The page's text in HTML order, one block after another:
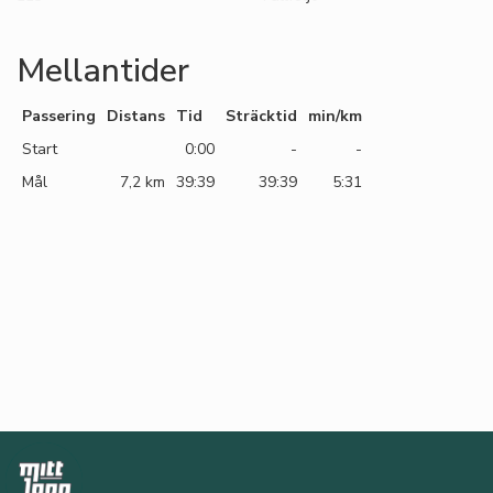
Mellantider
Passering Distans Tid Sträcktid
min/km
Start
0:00 -
-
Mål
7,2 km 39:39 39:39 5:31